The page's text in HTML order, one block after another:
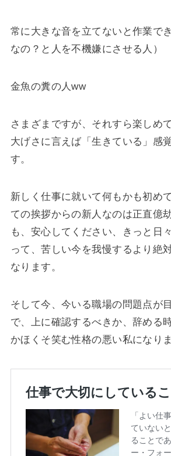
常に大きな音を立てないと作業で
なの？と人を不機嫌にさせる人）
金魚の糞の人ww
さまざまですが、それすら楽しめ
大げさに言えば「生きている」感
す。
新しく仕事に就いて何もかも初め
ての挨拶からの新人なのは正直億
も、安心してください、きっと日
って、苦しい今を我慢するより絶
なります。
そして今、今いる職場の問題点が
で、上に確認するべきか、辞める
かほくそ笑む性格の悪い私になり